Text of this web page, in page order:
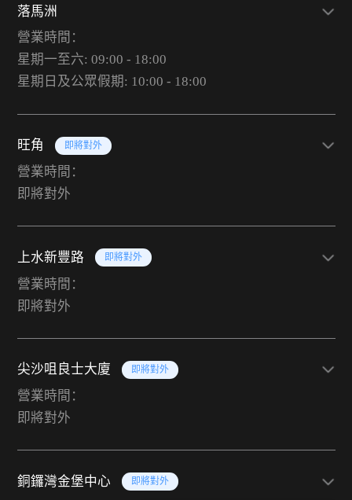
落馬洲
營業時間：
星期一至六: 09:00 - 18:00
星期日及公眾假期: 10:00 - 18:00
旺角 即將對外
營業時間：
即將對外
上水新豐路 即將對外
營業時間：
即將對外
尖沙咀良士大廈 即將對外
營業時間：
即將對外
銅鑼灣金堡中心 即將對外